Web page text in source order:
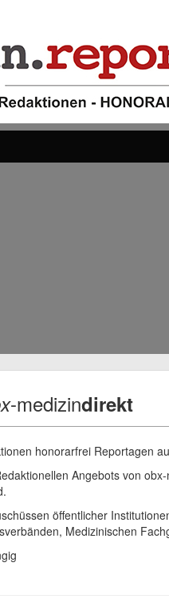
-medizindirekt
honorarfrei Reportagen
Angebots von
öffentlicher
Medizinischen